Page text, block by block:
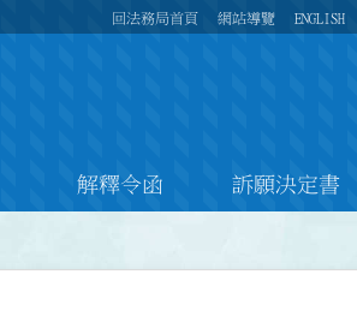
回法務局首頁 網站導覽 ENGLISH
解釋令函 訴願決定書